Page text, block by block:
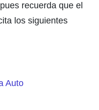
recuerda que el
los siguientes
Auto